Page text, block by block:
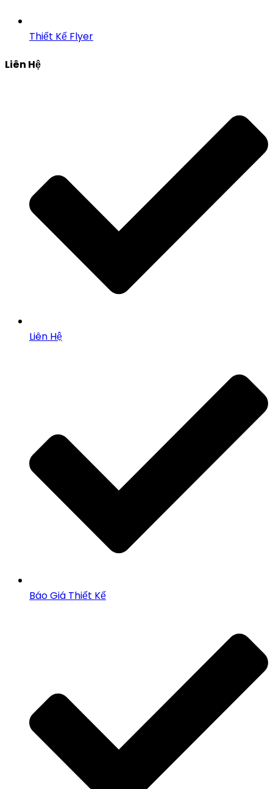
Thiết Kế Flyer
Liên Hệ
Liên Hệ
Báo Giá Thiết Kế